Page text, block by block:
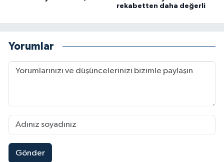
rekabetten daha değerli
Yorumlar
Gönder